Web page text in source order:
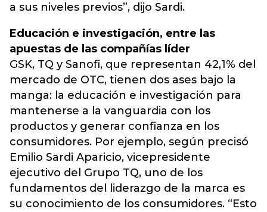
a sus niveles previos”, dijo Sardi.
Educación e investigación, entre las
apuestas de las compañías líder
GSK, TQ y Sanofi, que representan 42,1% del
mercado de OTC, tienen dos ases bajo la
manga: la educación e investigación para
mantenerse a la vanguardia con los
productos y generar confianza en los
consumidores. Por ejemplo, según precisó
Emilio Sardi Aparicio, vicepresidente
ejecutivo del Grupo TQ, uno de los
fundamentos del liderazgo de la marca es
su conocimiento de los consumidores. “Esto